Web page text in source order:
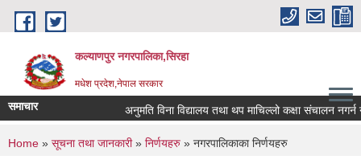
Skip to main content
कल्याणपुर नगरपालिका,सिरहा
मधेश प्रदेश,नेपाल सरकार
समाचार अनुमति विना विद्यालय तथा थप माचिल्लो कक्षा संचालन नगर्न
You are here
Home » सूचना तथा जानकारी» निर्णयहरु » नगरपालिकाका निर्णयहरु